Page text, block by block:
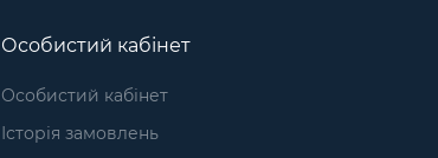
Особистий кабінет
Особистий кабінет
Історія замовлень